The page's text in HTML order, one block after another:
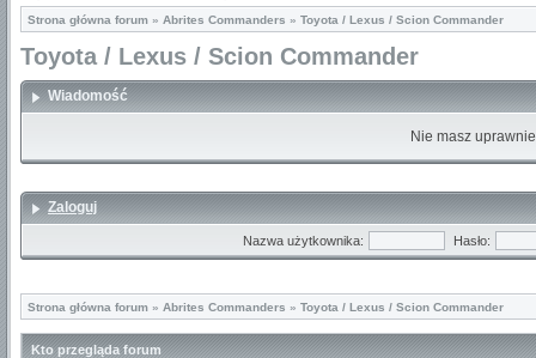
Strona główna forum » Abrites Commanders » Toyota / Lexus / Scion Commander
Toyota / Lexus / Scion Commander
Wiadomość
Nie masz
Zaloguj
Nazwa użytkownika: Hasło:
Strona główna forum » Abrites Commanders » Toyota / Lexus / Scion Commander
Kto przegląda forum